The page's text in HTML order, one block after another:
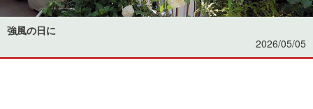
強風の日に
2026/05/05